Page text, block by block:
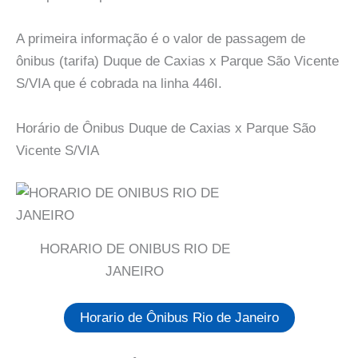
A primeira informação é o valor de passagem de
ônibus (tarifa) Duque de Caxias x Parque São Vicente
S/VIA que é cobrada na linha 446I.
Horário de Ônibus Duque de Caxias x Parque São
Vicente S/VIA
HORARIO DE ONIBUS RIO DE
JANEIRO
Horario de Ônibus Rio de Janeiro